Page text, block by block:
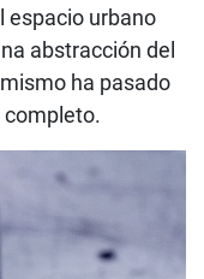
espacio urbano
abstracción del
ha pasado
completo.